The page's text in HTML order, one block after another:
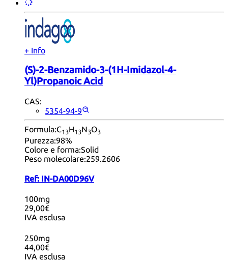
+ Info
(S)-2-Benzamido-3-(1H-Imidazol-4-
Yl)Propanoic Acid
CAS:
5354-94-9
Formula:C13H13N3O3
Purezza:98%
Colore e forma:Solid
Peso molecolare:259.2606
Ref: IN-DA00D96V
100mg
29,00€
IVA esclusa
250mg
44,00€
IVA esclusa